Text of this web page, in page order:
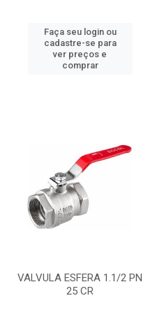
Faça seu login ou
cadastre-se para
ver preços e
comprar
VALVULA ESFERA 1.1/2 PN
25 CR